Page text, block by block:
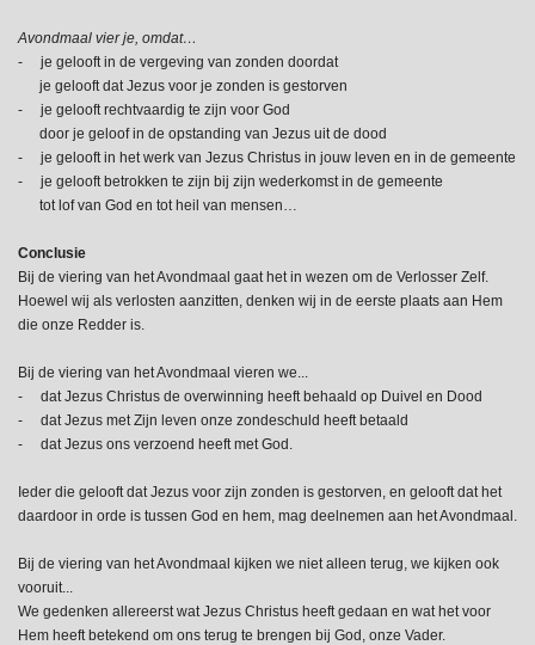
Avondmaal vier je, omdat…
- je gelooft in de vergeving van zonden doordat
je gelooft dat Jezus voor je zonden is gestorven
- je gelooft rechtvaardig te zijn voor God
door je geloof in de opstanding van Jezus uit de dood
- je gelooft in het werk van Jezus Christus in jouw leven en in de gemeente
- je gelooft betrokken te zijn bij zijn wederkomst in de gemeente
tot lof van God en tot heil van mensen
Conclusie
Bij de viering van het Avondmaal gaat het in wezen om de Verlosser Zelf.
Hoewel wij als verlosten aanzitten, denken wij in de eerste plaats aan Hem
die onze Redder is.
Bij de viering van het Avondmaal vieren we...
- dat Jezus Christus de overwinning heeft behaald op Duivel en Dood
- dat Jezus met Zijn leven onze zondeschuld heeft betaald
- dat Jezus ons verzoend heeft met God.
Ieder die gelooft dat Jezus voor zijn zonden is gestorven, en gelooft dat het
daardoor in orde is tussen God en hem, mag deelnemen aan het Avondmaal.
Bij de viering van het Avondmaal kijken we niet alleen terug, we kijken ook
vooruit...
We gedenken allereerst wat Jezus Christus heeft gedaan en wat het voor
Hem heeft betekend om ons terug te brengen bij God, onze Vader.